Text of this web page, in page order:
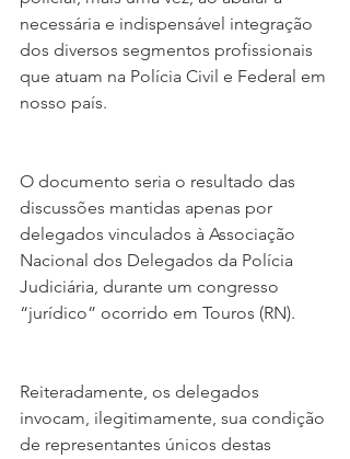
necessária e indispensável integração
dos diversos segmentos profissionais
que atuam na Polícia Civil e Federal em
nosso país.
O documento seria o resultado das
discussões mantidas apenas por
delegados vinculados à Associação
Nacional dos Delegados da Polícia
Judiciária, durante um congresso
“jurídico” ocorrido em Touros (RN).
Reiteradamente, os delegados
invocam, ilegitimamente, sua condição
de representantes únicos destas